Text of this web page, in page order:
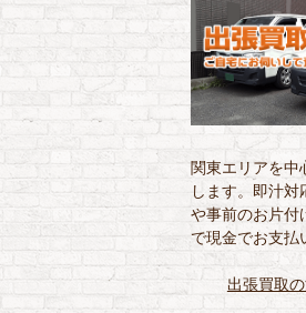
関東エリアを中
します。即汁
や事前のお片付
で現金でお支払
出張買取